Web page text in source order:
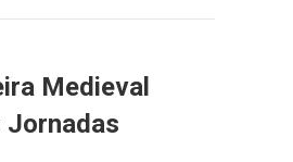
Medieval
Jornadas